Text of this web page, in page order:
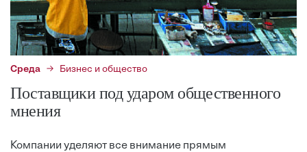
Среда Бизнес и общество
Поставщики под ударом общественного
мнения
Компании уделяют все внимание прямым